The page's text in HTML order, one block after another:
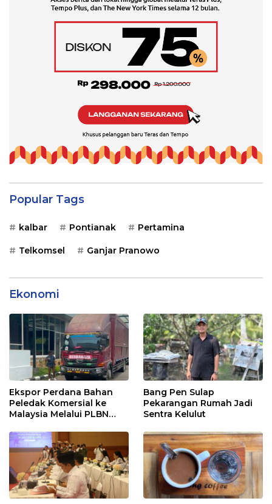
Popular Tags
kalbar Pontianak Pertamina
Telkomsel Ganjar Pranowo
Ekonomi
Ekspor Perdana Bahan
Peledak Komersial ke
Malaysia Melalui PLBN
Bang Pen Sulap
Pekarangan Rumah Jadi
Sentra Kelulut